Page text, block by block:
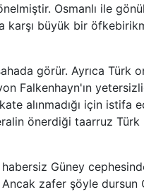
Osmanlı ile
karşı büyük bir
görür. Ayrıca Türk
Falkenhayn'ın
alınmadığı için istifa
önerdiği taarruz Türk
Güney
zafer şöyle dursun